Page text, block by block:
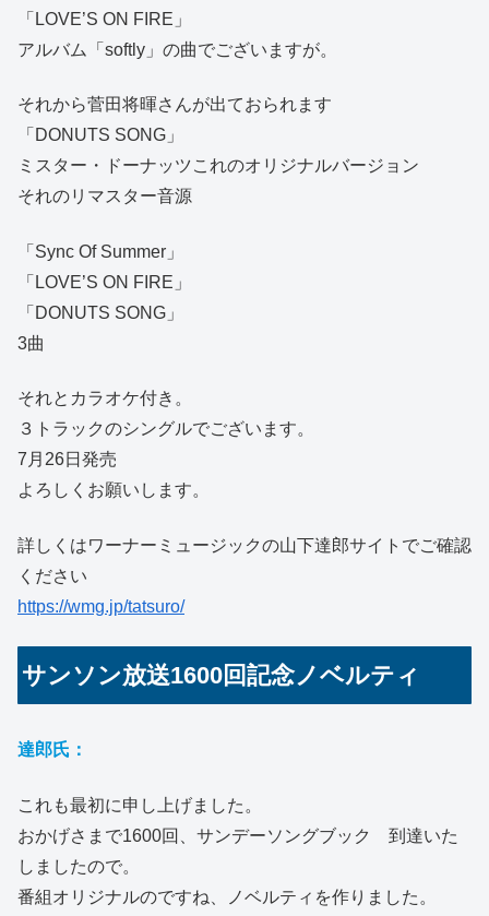
「LOVE’S ON FIRE」
アルバム「softly」の曲でございますが。
それから菅田将暉さんが出ておられます
「DONUTS SONG」
ミスター・ドーナッツこれのオリジナルバージョン
それのリマスター音源
「Sync Of Summer」
「LOVE’S ON FIRE」
「DONUTS SONG」
3曲
それとカラオケ付き。
３トラックのシングルでございます。
7月26日発売
よろしくお願いします。
詳しくはワーナーミュージックの山下達郎サイトでご確認
ください
https://wmg.jp/tatsuro/
サンソン放送1600回記念ノベルティ
達郎氏：
これも最初に申し上げました。
おかげさまで1600回、サンデーソングブック 到達いた
しましたので。
番組オリジナルのですね、ノベルティを作りました。